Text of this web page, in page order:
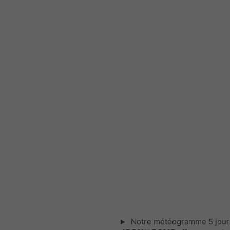
Notre météogramme 5